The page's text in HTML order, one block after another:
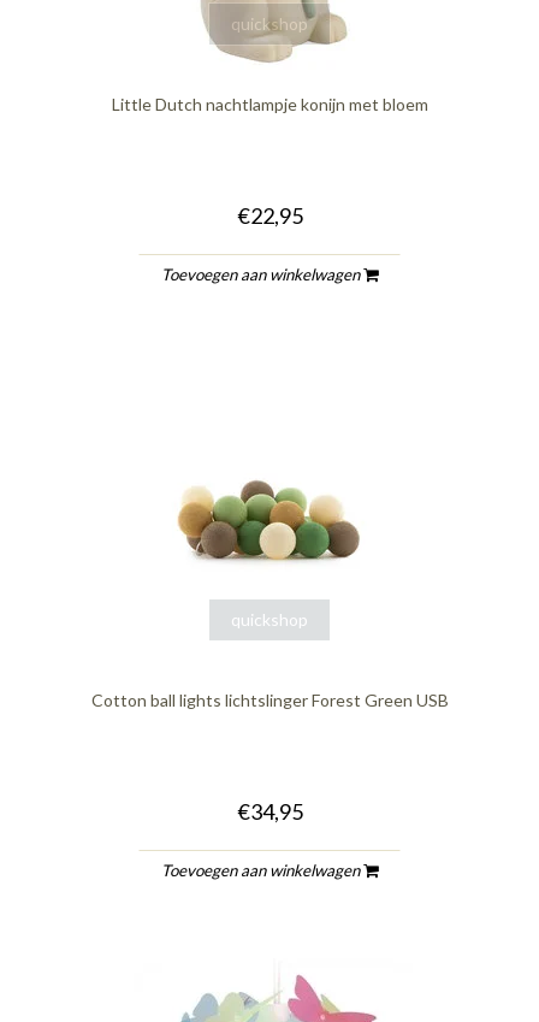
quickshop
Little Dutch nachtlampje konijn met bloem
€22,95
Toevoegen aan winkelwagen
quickshop
Cotton ball lights lichtslinger Forest Green USB
€34,95
Toevoegen aan winkelwagen